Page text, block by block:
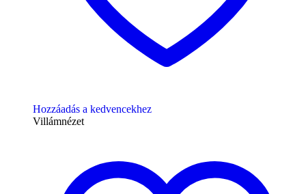
Hozzáadás a kedvencekhez
Villámnézet